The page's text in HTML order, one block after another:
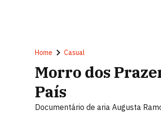
Home Casual
Morro dos
País
Documentário de aria Augusta